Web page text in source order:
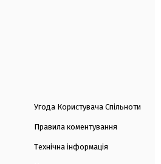
Угода Користувача Спільноти
Правила коментування
Технічна інформація